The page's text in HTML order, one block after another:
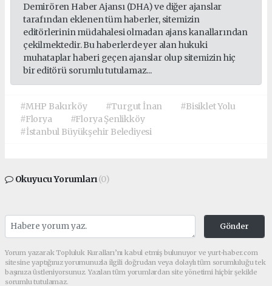
Demirören Haber Ajansı (DHA) ve diğer ajanslar
tarafından eklenen tüm haberler, sitemizin
editörlerinin müdahalesi olmadan ajans kanallarından
çekilmektedir. Bu haberlerde yer alan hukuki
muhataplar haberi geçen ajanslar olup sitemizin hiç
bir editörü sorumlu tutulamaz...
#MHP Bakırköy #Turgut İnan
#Bisiklet Yolu
#Florya
#Florya Şenlikköy
#İstanbul Büyükşehir Belediyesi
Okuyucu Yorumları(0)
Gönder
Yorum yazarak Topluluk Kuralları’nı kabul etmiş bulunuyor ve yurt-haber.com
sitesine yaptığınız yorumunuzla ilgili doğrudan veya dolaylı tüm sorumluluğu tek
başınıza üstleniyorsunuz. Yazılan tüm yorumlardan site yönetimi hiçbir şekilde
sorumlu tutulamaz.